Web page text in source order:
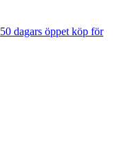
50 dagars öppet köp för